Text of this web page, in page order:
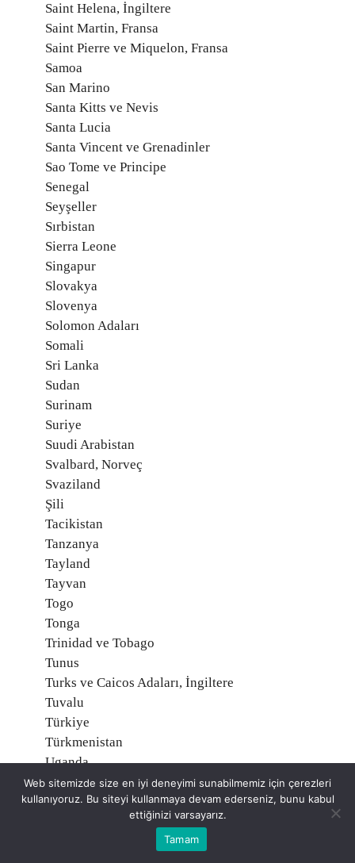
Saint Helena, İngiltere
Saint Martin, Fransa
Saint Pierre ve Miquelon, Fransa
Samoa
San Marino
Santa Kitts ve Nevis
Santa Lucia
Santa Vincent ve Grenadinler
Sao Tome ve Principe
Senegal
Seyşeller
Sırbistan
Sierra Leone
Singapur
Slovakya
Slovenya
Solomon Adaları
Somali
Sri Lanka
Sudan
Surinam
Suriye
Suudi Arabistan
Svalbard, Norveç
Svaziland
Şili
Tacikistan
Tanzanya
Tayland
Tayvan
Togo
Tonga
Trinidad ve Tobago
Tunus
Turks ve Caicos Adaları, İngiltere
Tuvalu
Türkiye
Türkmenistan
Uganda
Ukrayna
Umman
Web sitemizde size en iyi deneyimi sunabilmemiz için çerezleri
kullanıyoruz. Bu siteyi kullanmaya devam ederseniz, bunu kabul
ettiğinizi varsayarız.
Tamam